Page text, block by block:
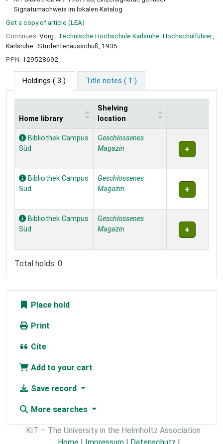
Signaturnachweis im lokalen Katalog
Get a copy of article (LEA)
Continues: Vorg.: Technische Hochschule Karlsruhe. Hochschulführer.
Karlsruhe : Studentenausschuß, 1935
PPN: 129528692
Holdings ( 3 ) Title notes ( 1 )
Holdings
Home library
Shelving
location
Bibliothek Campus
Süd
Geschlossenes
Magazin
Bibliothek Campus
Süd
Geschlossenes
Magazin
Bibliothek Campus
Süd
Geschlossenes
Magazin
Total holds: 0
Place hold
Print
Cite
Add to your cart
Save record
More searches
KIT – The University in the Helmholtz Association